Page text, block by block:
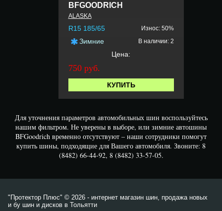
BFGOODRICH
ALASKA
R15 185/65 Износ: 50%
Зимние В наличии: 2
Цена:
750 руб.
КУПИТЬ
Для уточнения параметров автомобильных шин воспользуйтесь
нашим фильтром. Не уверены в выборе, или зимние автошины
BFGoodrich временно отсутствуют – наши сотрудники помогут
купить шины, подходящие для Вашего автомобиля. Звоните: 8
(8482) 66-44-92, 8 (8482) 33-57-05.
"Протектор Плюс" © 2026 - интернет магазин шин, продажа новых
и бу шин и дисков в Тольятти